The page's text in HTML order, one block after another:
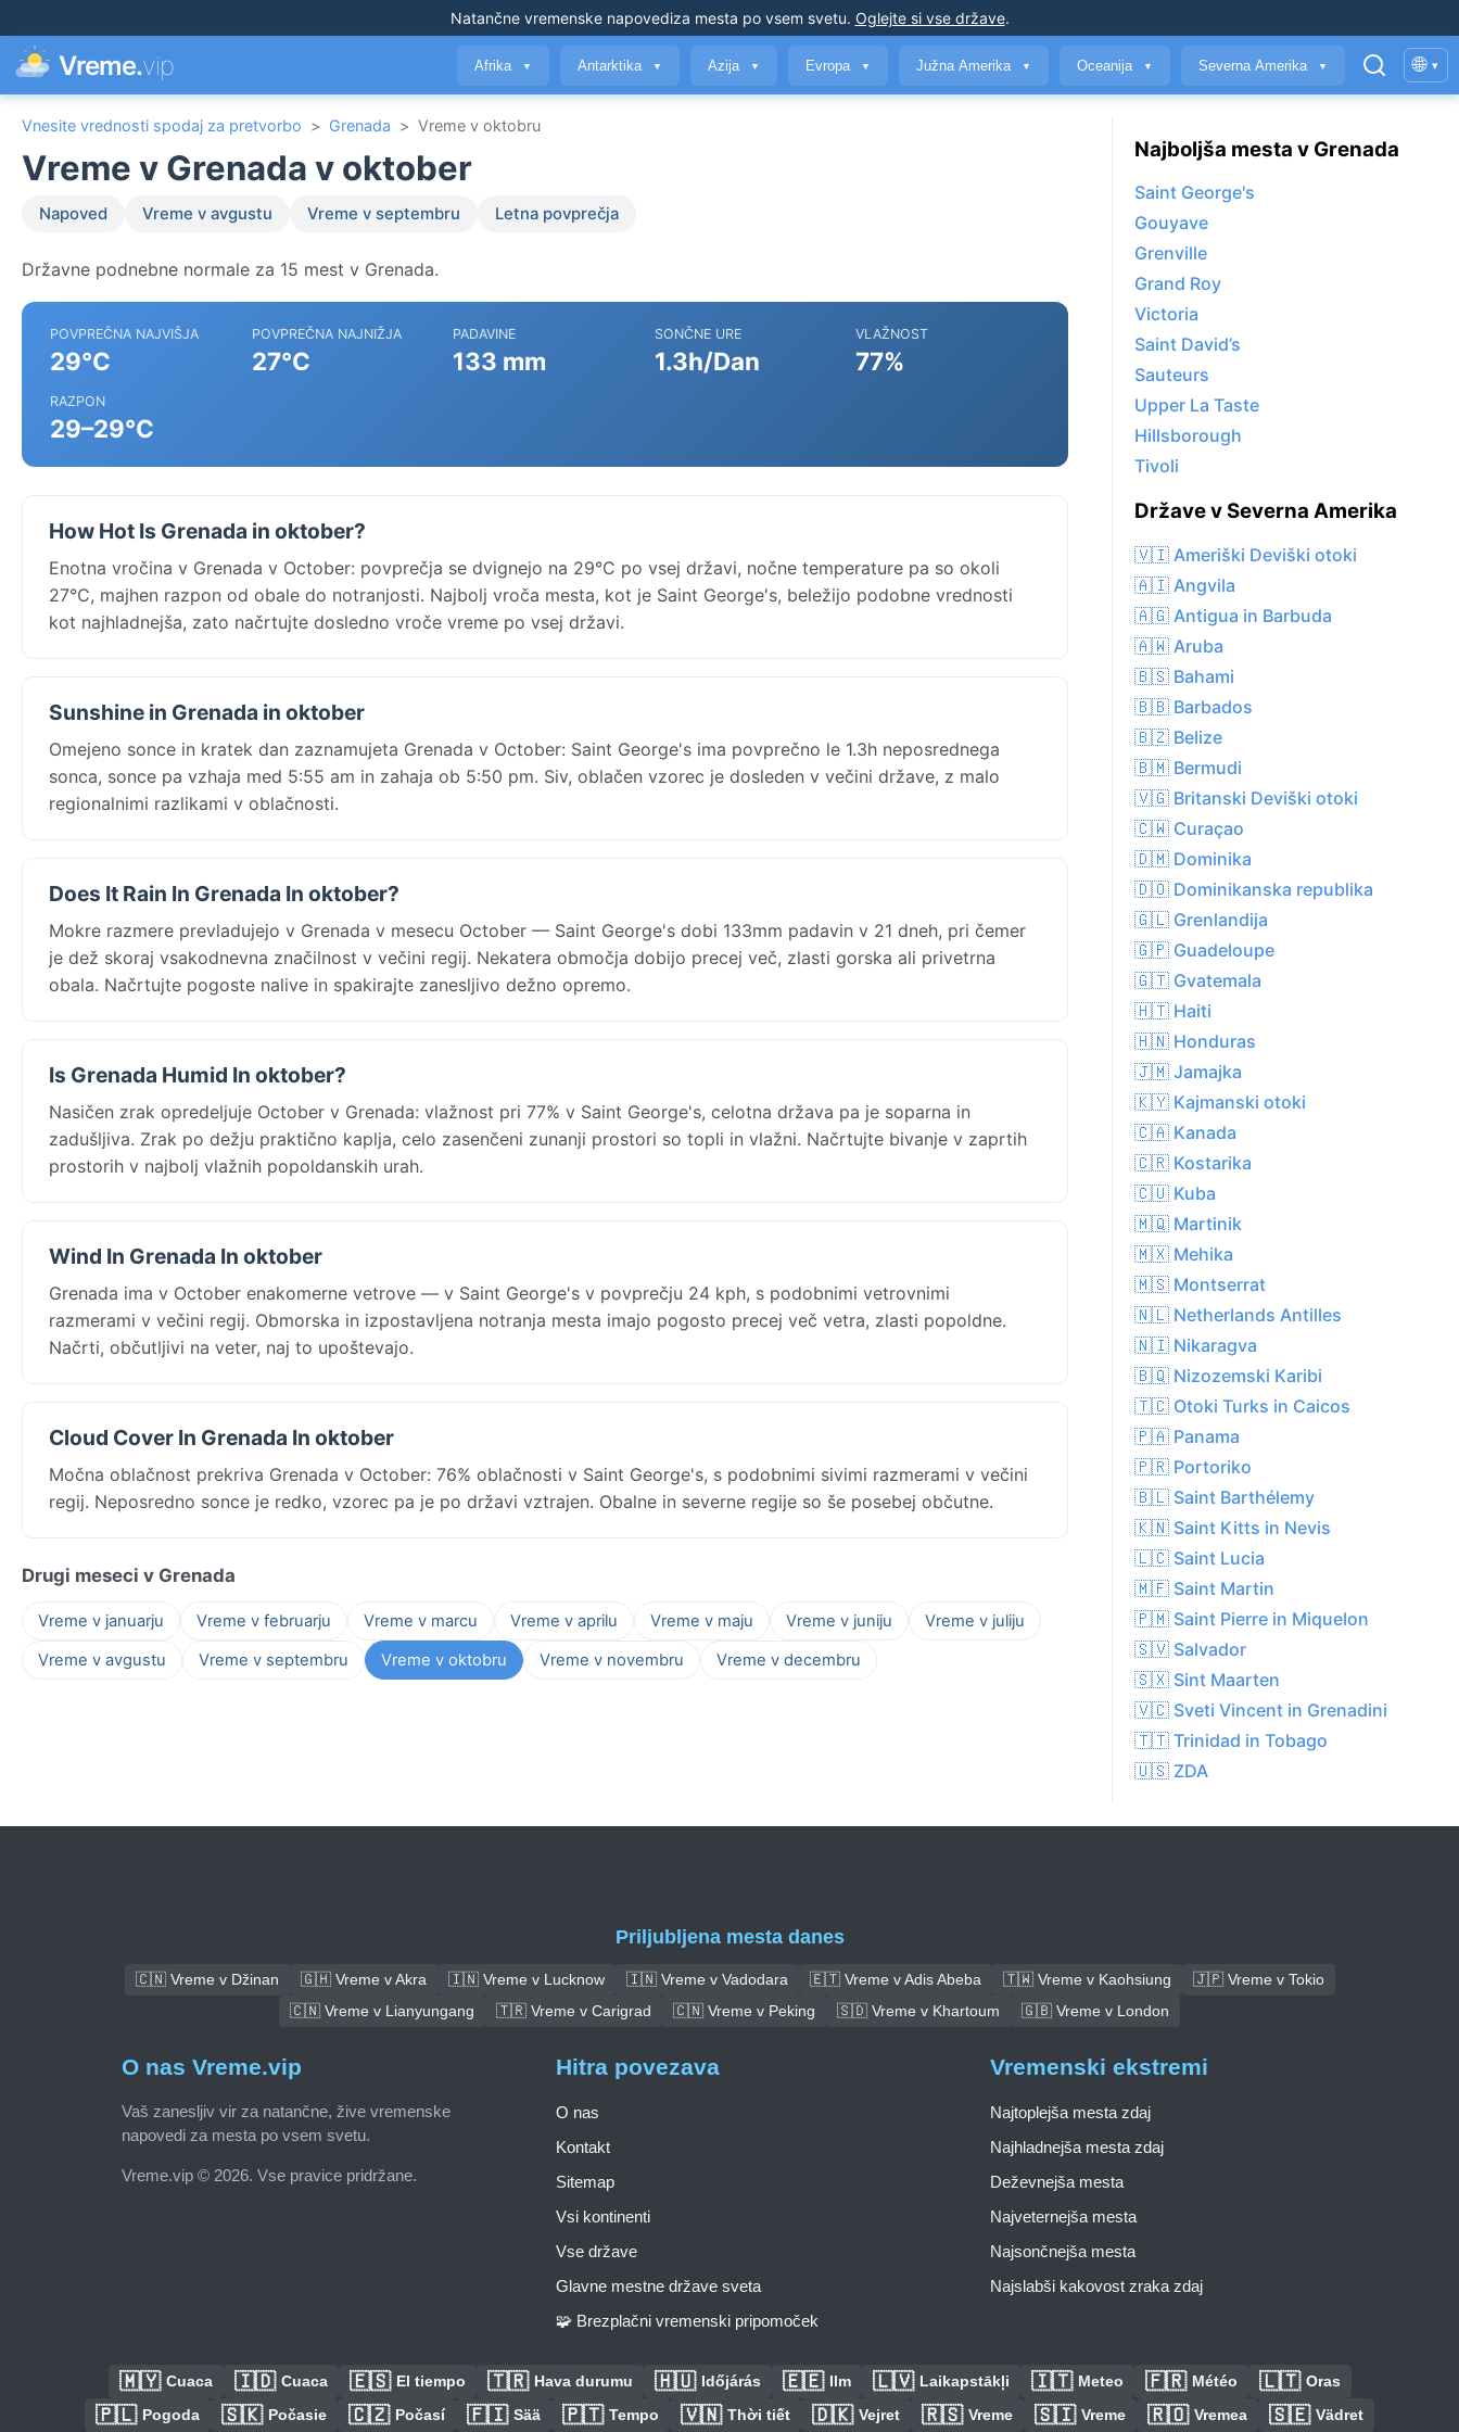
Natančne vremenske napovediza mesta po vsem svetu. Oglejte si vse države.
Vreme.vip Afrika ▼ Antarktika ▼ Azija ▼ Evropa ▼ Južna Amerika ▼ Oceanija ▼ Severna Amerika ▼ 🌐 ▾
Vnesite vrednosti spodaj za pretvorbo > Grenada > Vreme v oktobru
Vreme v Grenada v oktober
Napoved Vreme v avgustu Vreme v septembru Letna povprečja
Državne podnebne normale za 15 mest v Grenada.
POVPREČNA NAJVIŠJA
29°C
POVPREČNA NAJNIŽJA
27°C
PADAVINE
133 mm
SONČNE URE
1.3h/Dan
VLAŽNOST
77%
RAZPON
29–29°C
How Hot Is Grenada in oktober?
Enotna vročina v Grenada v October: povprečja se dvignejo na 29°C po vsej državi, nočne temperature pa so okoli
27°C, majhen razpon od obale do notranjosti. Najbolj vroča mesta, kot je Saint George's, beležijo podobne vrednosti
kot najhladnejša, zato načrtujte dosledno vroče vreme po vsej državi.
Sunshine in Grenada in oktober
Omejeno sonce in kratek dan zaznamujeta Grenada v October: Saint George's ima povprečno le 1.3h neposrednega
sonca, sonce pa vzhaja med 5:55 am in zahaja ob 5:50 pm. Siv, oblačen vzorec je dosleden v večini države, z malo
regionalnimi razlikami v oblačnosti.
Does It Rain In Grenada In oktober?
Mokre razmere prevladujejo v Grenada v mesecu October — Saint George's dobi 133mm padavin v 21 dneh, pri čemer
je dež skoraj vsakodnevna značilnost v večini regij. Nekatera območja dobijo precej več, zlasti gorska ali privetrna
obala. Načrtujte pogoste nalive in spakirajte zanesljivo dežno opremo.
Is Grenada Humid In oktober?
Nasičen zrak opredeljuje October v Grenada: vlažnost pri 77% v Saint George's, celotna država pa je soparna in
zadušljiva. Zrak po dežju praktično kaplja, celo zasenčeni zunanji prostori so topli in vlažni. Načrtujte bivanje v zaprtih
prostorih v najbolj vlažnih popoldanskih urah.
Wind In Grenada In oktober
Grenada ima v October enakomerne vetrove — v Saint George's v povprečju 24 kph, s podobnimi vetrovnimi
razmerami v večini regij. Obmorska in izpostavljena notranja mesta imajo pogosto precej več vetra, zlasti popoldne.
Načrti, občutljivi na veter, naj to upoštevajo.
Cloud Cover In Grenada In oktober
Močna oblačnost prekriva Grenada v October: 76% oblačnosti v Saint George's, s podobnimi sivimi razmerami v večini
regij. Neposredno sonce je redko, vzorec pa je po državi vztrajen. Obalne in severne regije so še posebej občutne.
Drugi meseci v Grenada
Vreme v januarju Vreme v februarju Vreme v marcu Vreme v aprilu Vreme v maju Vreme v juniju
Vreme v juliju
Vreme v avgustu
Vreme v septembru Vreme v oktobru Vreme v novembru Vreme v decembru
Najboljša mesta v Grenada
Saint George's
Gouyave
Grenville
Grand Roy
Victoria
Saint David’s
Sauteurs
Upper La Taste
Hillsborough
Tivoli
Države v Severna Amerika
🇻🇮 Ameriški Deviški otoki
🇦🇮 Angvila
🇦🇬 Antigua in Barbuda
🇦🇼 Aruba
🇧🇸 Bahami
🇧🇧 Barbados
🇧🇿 Belize
🇧🇲 Bermudi
🇻🇬 Britanski Deviški otoki
🇨🇼 Curaçao
🇩🇲 Dominika
🇩🇴 Dominikanska republika
🇬🇱 Grenlandija
🇬🇵 Guadeloupe
🇬🇹 Gvatemala
🇭🇹 Haiti
🇭🇳 Honduras
🇯🇲 Jamajka
🇰🇾 Kajmanski otoki
🇨🇦 Kanada
🇨🇷 Kostarika
🇨🇺 Kuba
🇲🇶 Martinik
🇲🇽 Mehika
🇲🇸 Montserrat
🇳🇱 Netherlands Antilles
🇳🇮 Nikaragva
🇧🇶 Nizozemski Karibi
🇹🇨 Otoki Turks in Caicos
🇵🇦 Panama
🇵🇷 Portoriko
🇧🇱 Saint Barthélemy
🇰🇳 Saint Kitts in Nevis
🇱🇨 Saint Lucia
🇲🇫 Saint Martin
🇵🇲 Saint Pierre in Miquelon
🇸🇻 Salvador
🇸🇽 Sint Maarten
🇻🇨 Sveti Vincent in Grenadini
🇹🇹 Trinidad in Tobago
🇺🇸 ZDA
Priljubljena mesta danes
🇨🇳 Vreme v Džinan 🇬🇭 Vreme v Akra 🇮🇳 Vreme v Lucknow 🇮🇳 Vreme v Vadodara 🇪🇹 Vreme v Adis Abeba 🇹🇼 Vreme v Kaohsiung
🇯🇵 Vreme v Tokio
🇨🇳 Vreme v Lianyungang
🇹🇷 Vreme v Carigrad 🇨🇳 Vreme v Peking 🇸🇩 Vreme v Khartoum 🇬🇧 Vreme v London
O nas Vreme.vip
Vaš zanesljiv vir za natančne, žive vremenske
napovedi za mesta po vsem svetu.
Vreme.vip © 2026. Vse pravice pridržane.
Hitra povezava
O nas
Kontakt
Sitemap
Vsi kontinenti
Vse države
Glavne mestne države sveta
🧩 Brezplačni vremenski pripomoček
Vremenski ekstremi
Najtoplejša mesta zdaj
Najhladnejša mesta zdaj
Deževnejša mesta
Najveternejša mesta
Najsončnejša mesta
Najslabši kakovost zraka zdaj
🇲🇾 Cuaca 🇮🇩 Cuaca 🇪🇸 El tiempo 🇹🇷 Hava durumu 🇭🇺 Időjárás 🇪🇪 Ilm 🇱🇻 Laikapstākļi 🇮🇹 Meteo 🇫🇷 Météo 🇱🇹 Oras
🇵🇱 Pogoda 🇸🇰 Počasie 🇨🇿 Počasí 🇫🇮 Sää 🇵🇹 Tempo 🇻🇳 Thời tiết 🇩🇰 Vejret 🇷🇸 Vreme 🇸🇮 Vreme 🇷🇴 Vremea 🇸🇪 Vädret